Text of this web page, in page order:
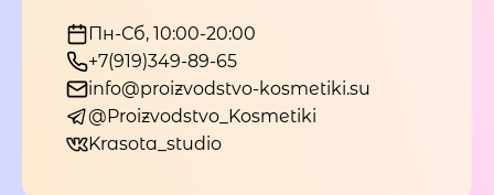
Пн-Сб, 10:00-20:00
+7(919)349-89-65
info@proizvodstvo-kosmetiki.su
@Proizvodstvo_Kosmetiki
Krasota_studio